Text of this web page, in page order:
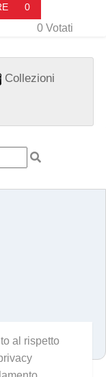
0
0 Votati
Collezioni
al rispetto